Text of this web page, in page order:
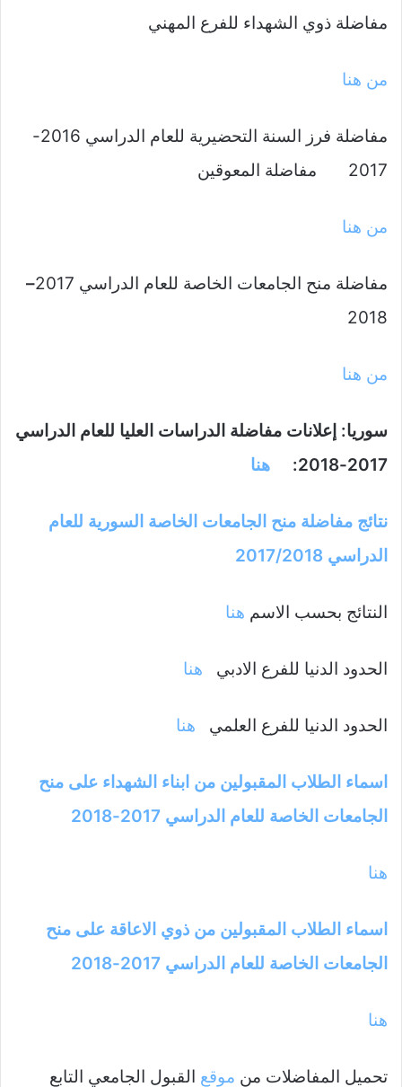
مفاضلة ذوي الشهداء للفرع المهني
من هنا
مفاضلة فرز السنة التحضيرية للعام الدراسي 2016-
2017 مفاضلة المعوقين
من هنا
مفاضلة منح الجامعات الخاصة للعام الدراسي 2017
–
2018
من هنا
سوريا: إعلانات مفاضلة الدراسات العليا للعام الدراسي
2017-2018:
هنا
نتائج مفاضلة منح الجامعات الخاصة السورية للعام
الدراسي 2017/2018
النتائج بحسب الاسم هنا
الحدود الدنيا للفرع الادبي هنا
الحدود الدنيا للفرع العلمي هنا
اسماء الطلاب المقبولين من ابناء الشهداء على منح
الجامعات الخاصة للعام الدراسي 2017-2018
هنا
اسماء الطلاب المقبولين من ذوي الاعاقة على منح
الجامعات الخاصة للعام الدراسي 2017-2018
هنا
تحميل المفاضلات من موقع القبول الجامعي التابع